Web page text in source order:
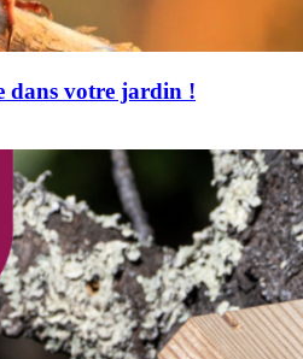
dans votre jardin !